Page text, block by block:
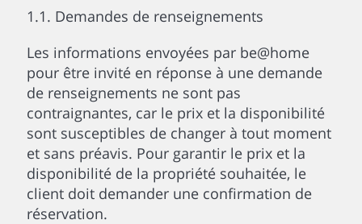
1.1. Demandes de renseignements
Les informations envoyées par be@home
pour être invité en réponse à une demande
de renseignements ne sont pas
contraignantes, car le prix et la disponibilité
sont susceptibles de changer à tout moment
et sans préavis. Pour garantir le prix et la
disponibilité de la propriété souhaitée, le
client doit demander une confirmation de
réservation.